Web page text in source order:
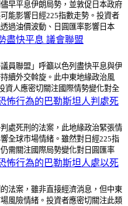
早平息伊朗局勢，並敦促日本政府
能影響日經225指數走勢。投資者
過油價波動、日圓匯率影響日本
盡快平息 議會聯盟
員聯盟」呼籲以色列盡快平息與伊
續外交斡旋。此中東地緣政治風
資人應密切關注國際情勢變化對全
怖行為的巴勒斯坦人判處死
處死刑的法案，此地緣政治緊張情
全球市場情緒。雖然對日經225指
需關注國際局勢變化對日圓匯率
怖行為的巴勒斯坦人處以死
法案，雖非直接經濟消息，但中東
風險情緒。投資者應密切關注此類